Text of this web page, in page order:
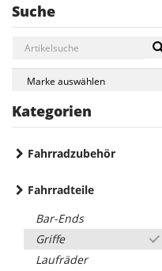
Suche
Kategorien
Fahrradzubehör
Fahrradteile
Bar-Ends
Griffe
Laufräder